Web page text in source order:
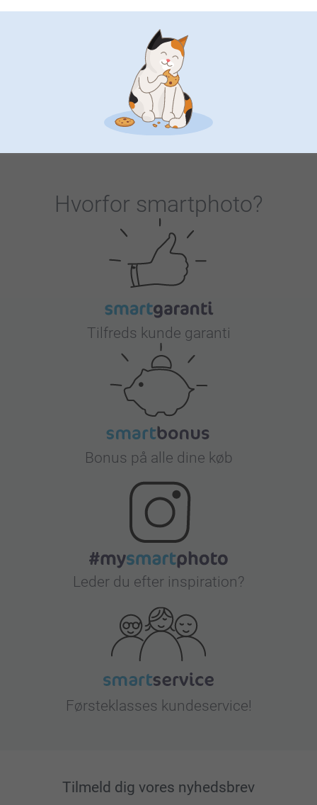
for din taknemmelighed for dem, du elsker. Der er
intet der siger "tak for alt det du gør, og for at du er
den, du er" mere end en personlig og eftertænksom
julegave til hende. Hvis du leder efter inspiration til at
købe en gave til din kone, datter, mor, svigerinde eller
ven, se vores udbud af julegaver, der vil gøre hende
Hvorfor smartphoto?
Tilfreds kunde garanti
Bonus på alle dine køb
Leder du efter inspiration?
Førsteklasses kundeservice!
Tilmeld dig vores nyhedsbrev